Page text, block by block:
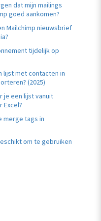
dat mijn mailings
goed aankomen?
Mailchimp nieuwsbrief
tijdelijk op
lijst met contacten in
(2025)
je een lijst vanuit
Excel?
merge tags in
om te gebruiken